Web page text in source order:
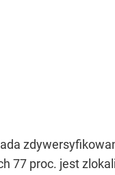
77 proc. jest